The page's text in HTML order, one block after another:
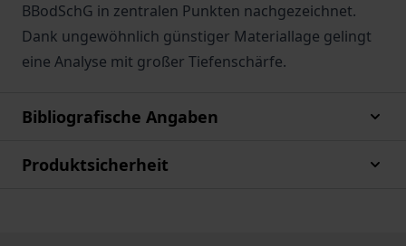
BBodSchG in zentralen Punkten nachgezeichnet.
Dank ungewöhnlich günstiger Materiallage gelingt
eine Analyse mit großer Tiefenschärfe.
Bibliografische Angaben
Produktsicherheit